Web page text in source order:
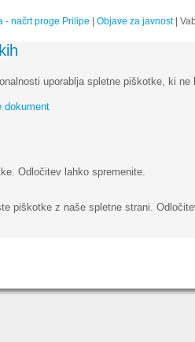
- načrt proge Prilipe Objave za javnost|
uporablja spletne piškotke, ki
dokument
Odločitev lahko spremenite.
piškotke z naše spletne strani.